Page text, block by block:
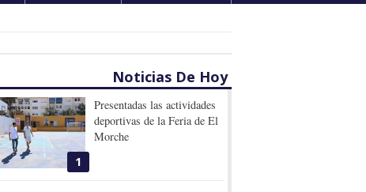
Noticias De Hoy
1
Presentadas las actividades
deportivas de la Feria de El
Morche